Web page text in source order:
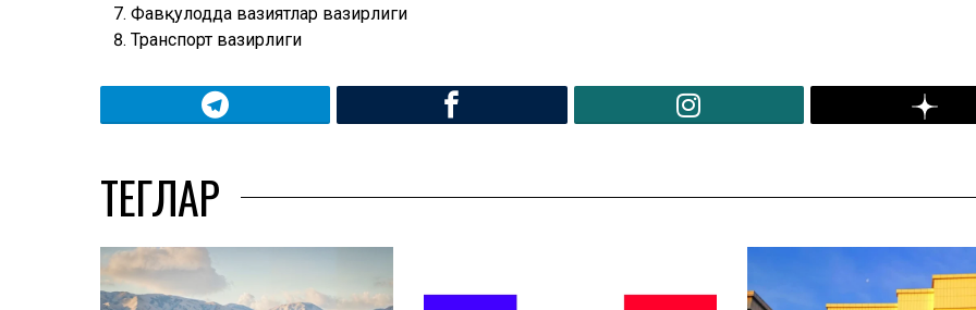
Фавқулодда вазиятлар вазирлиги
Транспорт вазирлиги
ТЕГЛАР